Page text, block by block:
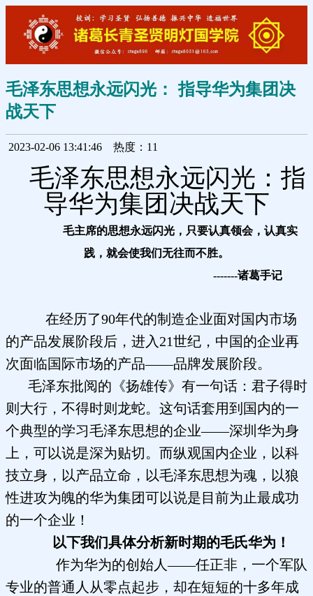
毛泽东思想永远闪光： 指导华为集团决
战天下
2023-02-06 13:41:46 热度：11
毛泽东思想永远闪光： 指
导华为集团决战天下
毛主席的思想永远闪光，只要认真领会，认真实
践，就会使我们无往而不胜。
-------诸葛手记
在经历了90年代的制造企业面对国内市场
的产品发展阶段后，进入21世纪，中国的企业再
次面临国际市场的产品——品牌发展阶段。
毛泽东批阅的《扬雄传》有一句话：君子得时
则大行，不得时则龙蛇。这句话套用到国内的一
个典型的学习毛泽东思想的企业——深圳华为身
上，可以说是深为贴切。而纵观国内企业，以科
技立身，以产品立命，以毛泽东思想为魂，以狼
性进攻为魄的华为集团可以说是目前为止最成功
的一个企业！
以下我们具体分析新时期的毛氏华为！
作为华为的创始人——任正非，一个军队
专业的普通人从零点起步，却在短短的十多年成